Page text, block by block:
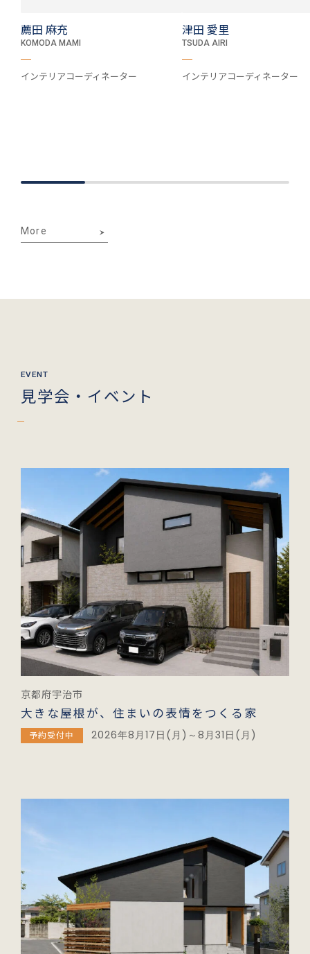
薦田 麻充
KOMODA MAMI
インテリアコーディネーター
津田 愛里
TSUDA AIRI
インテリアコーディネーター
More
見学会・イベント
京都府宇治市
大きな屋根が、住まいの表情をつくる家
予約受付中 2026年8月17日(月)～8月31日(月)